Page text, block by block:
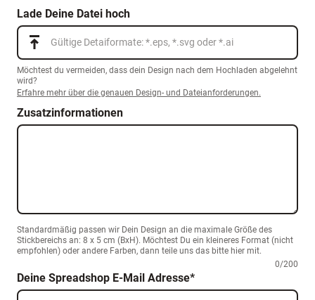
Lade Deine Datei hoch
Gültige Detaiformate: *.eps, *.svg oder *.ai
Möchtest du vermeiden, dass dein Design nach dem Hochladen abgelehnt
wird?
Erfahre mehr über die genauen Design- und Dateianforderungen.
Zusatzinformationen
Standardmäßig passen wir Dein Design an die maximale Größe des
Stickbereichs an: 8 x 5 cm (BxH). Möchtest Du ein kleineres Format (nicht
empfohlen) oder andere Farben, dann teile uns das bitte hier mit.
0/200
Deine Spreadshop E-Mail Adresse*